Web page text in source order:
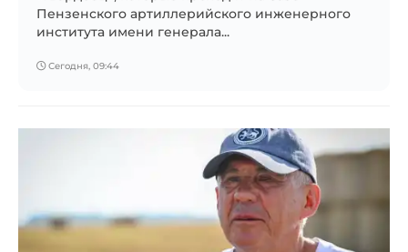
Пензенского артиллерийского инженерного
института имени генерала...
Сегодня, 09:44